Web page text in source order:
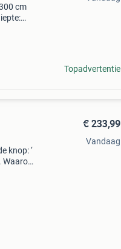
cm
Topadvertentie
knop: ‘
€ 233,99
Vandaag